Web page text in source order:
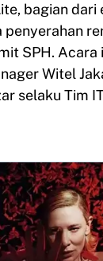
bagian dari
penyerahan
SPH. Acara
Witel
selaku Tim